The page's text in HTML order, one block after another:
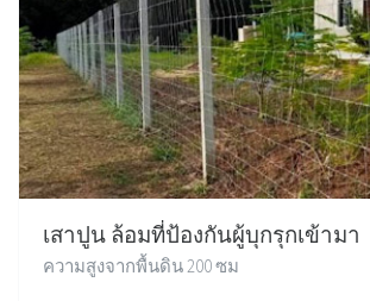
เสาปูน ล้อมที่ป้องกันผู้บุกรุกเข้ามา
ความสูงจากพื้นดิน 200 ซม